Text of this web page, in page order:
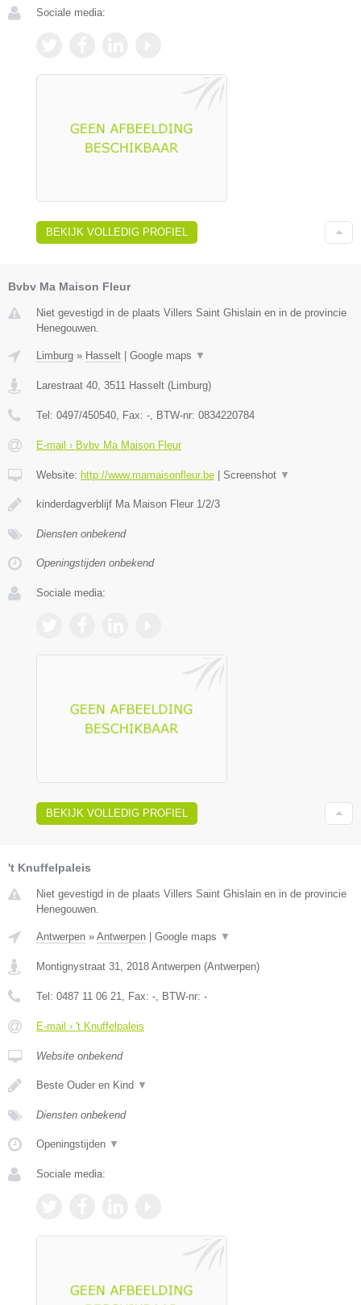
Sociale media:
BEKIJK VOLLEDIG PROFIEL
Bvbv Ma Maison Fleur
Niet gevestigd in de plaats Villers Saint Ghislain en in de provincie
Henegouwen.
Limburg » Hasselt Google maps ▼
Larestraat 40, 3511 Hasselt (Limburg)
Tel: 0497/450540, Fax: -, BTW-nr: 0834220784
E-mail › Bvbv Ma Maison Fleur
Website: http://www.mamaisonfleur.be Screenshot ▼
kinderdagverblijf Ma Maison Fleur 1/2/3
Diensten onbekend
Openingstijden onbekend
Sociale media:
BEKIJK VOLLEDIG PROFIEL
't Knuffelpaleis
Niet gevestigd in de plaats Villers Saint Ghislain en in de provincie
Henegouwen.
Antwerpen » Antwerpen Google maps ▼
Montignystraat 31 2018 Antwerpen (Antwerpen)
Tel: 0487 11 06 21 , Fax: - , BTW-nr: -
E-mail › 't Knuffelpaleis
Website onbekend
Beste Ouder en Kind ▼
Diensten onbekend
Openingstijden ▼
Sociale media: